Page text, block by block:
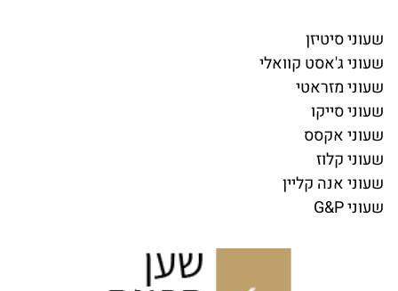
שעוני סיטיזן
שעוני ג'אסט קוואלי
שעוני מזראטי
שעוני סייקו
שעוני אקסס
שעוני קלוז
שעוני אנה קליין
שעוני G&P